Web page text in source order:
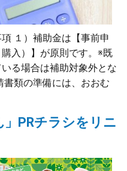
１）補助金は【事前申
入）】が原則です。※既
る場合は補助対象外とな
書類の準備には、おおむ
」PRチラシをリニ